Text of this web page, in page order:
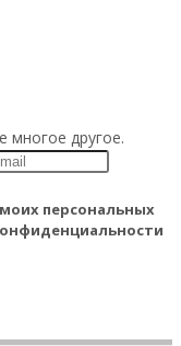
многое другое.
моих персональных